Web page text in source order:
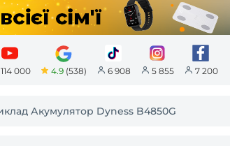
114 000 4.9(538) 6 908 5 855 7 200